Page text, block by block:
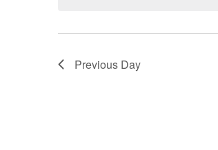
Previous Day